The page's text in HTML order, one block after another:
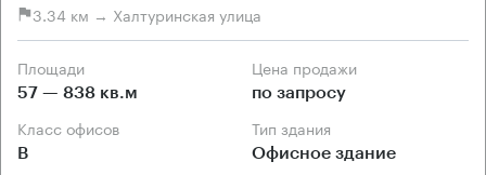
3.34 км → Халтуринская улица
Площади
57 — 838 кв.м
Цена продажи
по запросу
Класс офисов
B
Тип здания
Офисное здание